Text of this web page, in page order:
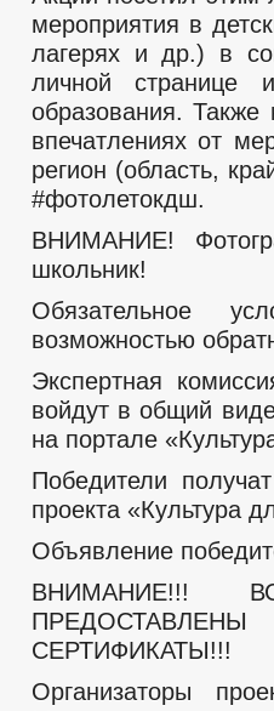
мероприятия в
лагерях и др.) в
личной странице
образования. Также
впечатлениях от
регион (область,
#фотолетокдш.
ВНИМАНИЕ!
школьник!
Обязательное
возможностью
Экспертная
войдут в общий
на портале
Победители
проекта «Культура
Объявление
ВНИМАНИЕ!!!
СЕРТИФИКАТЫ!!!
Организаторы